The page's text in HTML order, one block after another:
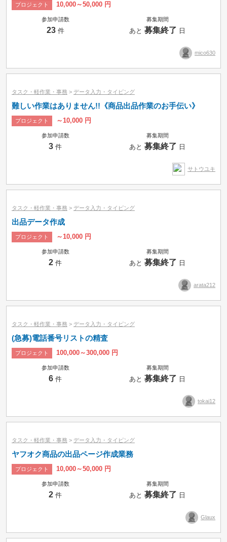
プロジェクト 10,000～50,000 円
参加申請数
23件
募集期間
あと募集終了 日
mico630
タスク・軽作業・事務 > データ入力・タイピング
難しい作業はありません!!《商品出品作業のお手伝い》
プロジェクト ～10,000 円
参加申請数
3 件
募集期間
あと募集終了 日
サトウユキ
タスク・軽作業・事務 > データ入力・タイピング
出品データ作成
プロジェクト ～10,000 円
参加申請数
2 件
募集期間
あと募集終了 日
arata212
タスク・軽作業・事務 > データ入力・タイピング
(急募)電話番号リストの精査
プロジェクト 100,000～300,000 円
参加申請数
6 件
募集期間
あと募集終了 日
tokai12
タスク・軽作業・事務 > データ入力・タイピング
ヤフオク商品の出品ページ作成業務
プロジェクト 10,000～50,000 円
参加申請数
2 件
募集期間
あと募集終了 日
Glaux